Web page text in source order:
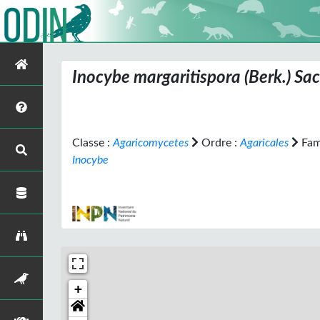
Inocybe margaritispora (Berk.)
Classe : Agaricomycetes Ordre : Agaricales
Inocybe
+